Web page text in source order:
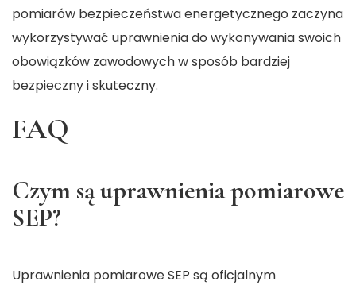
pomiarów bezpieczeństwa energetycznego zaczyna
wykorzystywać uprawnienia do wykonywania swoich
obowiązków zawodowych w sposób bardziej
bezpieczny i skuteczny.
FAQ
Czym są uprawnienia pomiarowe
SEP?
Uprawnienia pomiarowe SEP są oficjalnym